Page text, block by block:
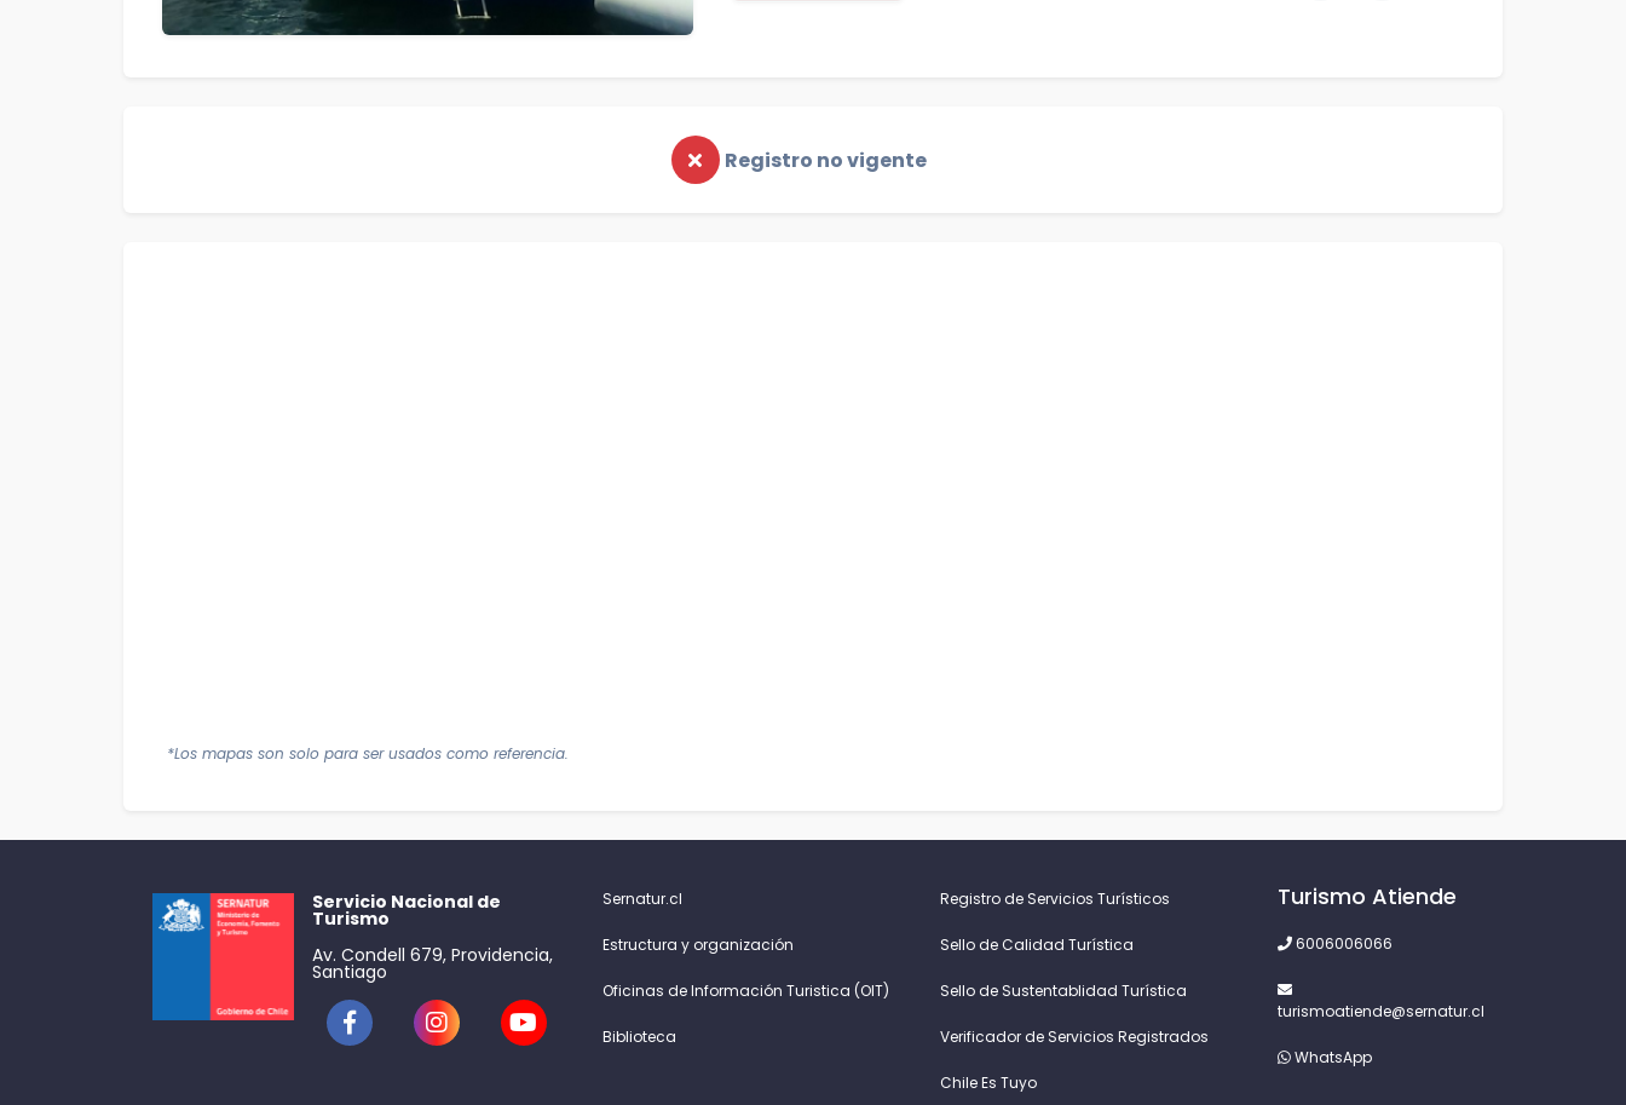
Registro no vigente
*Los mapas son solo para ser usados como referencia.
Servicio Nacional de
Turismo
Av. Condell 679, Providencia,
Santiago
Sernatur.cl
Estructura y organización
Oficinas de Información Turistica (OIT)
Biblioteca
Registro de Servicios Turísticos
Sello de Calidad Turística
Sello de Sustentablidad Turística
Verificador de Servicios Registrados
Chile Es Tuyo
Turismo Atiende
6006006066
turismoatiende@sernatur.cl
WhatsApp